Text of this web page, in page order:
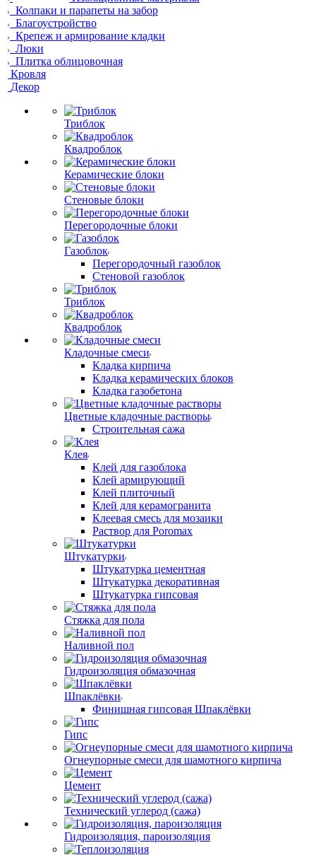
Колпаки и парапеты на забор
Благоустройство
Крепеж и армирование кладки
Люки
Плитка облицовочная
Кровля
Декор
Триблок
Квадроблок
Керамические блоки
Стеновые блоки
Перегородочные блоки
Газоблок
Перегородочный газоблок
Стеновой газоблок
Триблок
Квадроблок
Кладочные смеси
Кладка кирпича
Кладка керамических блоков
Кладка газобетона
Цветные кладочные растворы
Строительная сажа
Клея
Клей для газоблока
Клей армирующий
Клей плиточный
Клей для керамогранита
Клеевая смесь для мозаики
Раствор для Poromax
Штукатурки
Штукатурка цементная
Штукатурка декоративная
Штукатурка гипсовая
Стяжка для пола
Наливной пол
Гидроизоляция обмазочная
Шпаклёвки
Финишная гипсовая Шпаклёвки
Гипс
Огнеупорные смеси для шамотного кирпича
Цемент
Технический углерод (сажа)
Гидроизоляция, пароизоляция